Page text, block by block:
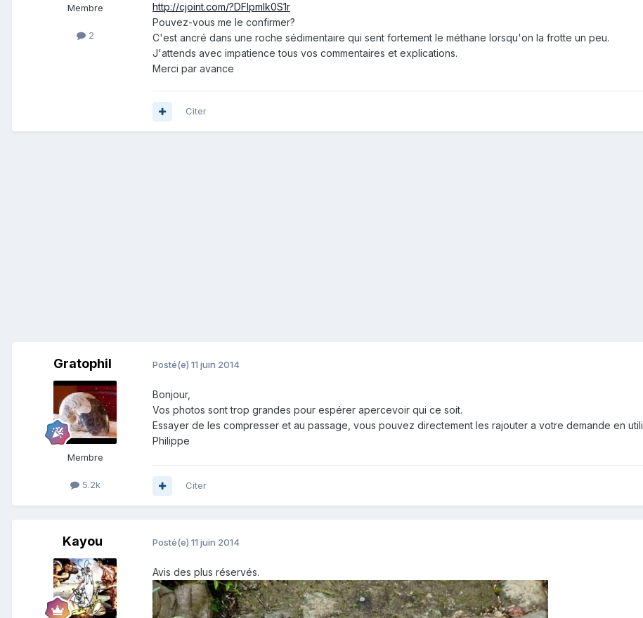
Membre
2
http://cjoint.com/?DFlpmlk0S1r
Pouvez-vous me le confirmer?
C'est ancré dans une roche sédimentaire qui sent fortement le méthane lorsqu'on la frotte un peu.
J'attends avec impatience tous vos commentaires et explications.
Merci par avance
Citer
Gratophil
Membre
5.2k
Posté(e) 11 juin 2014
Bonjour,
Vos photos sont trop grandes pour espérer apercevoir qui ce soit.
Essayer de les compresser et au passage, vous pouvez directement les rajouter a votre demande en
Philippe
Citer
Kayou Posté(e) 11 juin 2014
Avis des plus réservés.